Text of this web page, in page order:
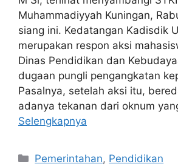
Muhammadiyyah Kuningan,
siang ini. Kedatangan Kadisdik
merupakan respon aksi
Dinas Pendidikan dan
dugaan pungli pengangkatan
Pasalnya, setelah aksi itu,
adanya tekanan dari oknum
Selengkapnya
Kategori
Pemerintahan, Pendidikan